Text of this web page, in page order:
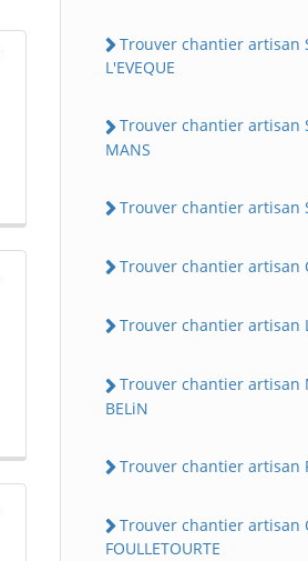
Trouver chantier artisan
L'EVEQUE
Trouver chantier artisan
MANS
Trouver chantier artisan
Trouver chantier artisan
Trouver chantier artisan
Trouver chantier artisan
BELiN
Trouver chantier artisan
Trouver chantier artisan
FOULLETOURTE